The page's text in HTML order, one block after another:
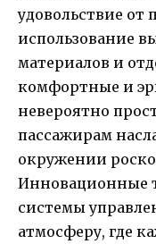
удовольствие от
использование
материалов и
комфортные и
невероятно
пассажирам
окружении
Инновационные
системы
атмосферу, где